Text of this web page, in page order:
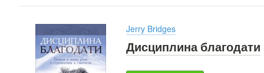
Jerry Bridges
Дисциплина благодати